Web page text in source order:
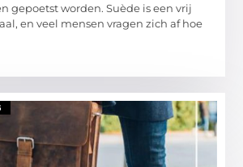
gepoetst worden. Suède is een vrij
en veel mensen vragen zich af hoe